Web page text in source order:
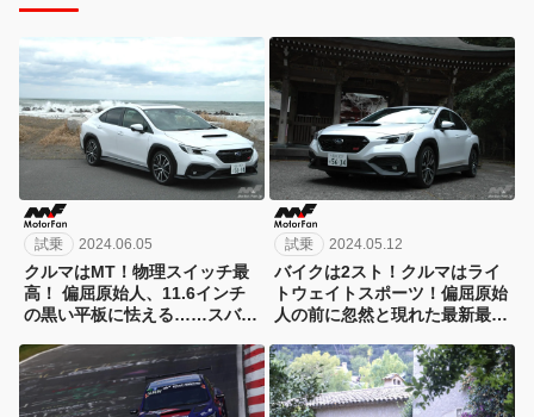
試乗 2024.06.05
クルマはMT！物理スイッチ最
高！ 偏屈原始人、11.6インチ
の黒い平板に怯える……スバル
の新車でGO！】
試乗 2024.05.12
バイクは2スト！クルマはライ
トウェイトスポーツ！偏屈原始
人の前に忽然と現れた最新最上
ハシゴーの新車でGO！】